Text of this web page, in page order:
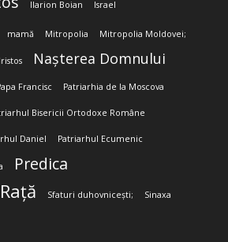
Ilarion Boian Israel
mamă Mitropolia Mitropolia Moldovei;
Nașterea Domnului
Francisc Patriarhia de la Moscova
Bisericii Ortodoxe Române
Daniel Patriarhul Ecumenic
Predica
Sfaturi duhovnicești; Sinaxa